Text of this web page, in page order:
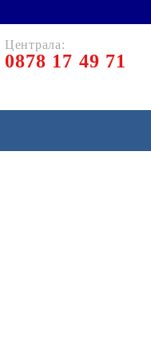
Централа:
0878 17 49 71